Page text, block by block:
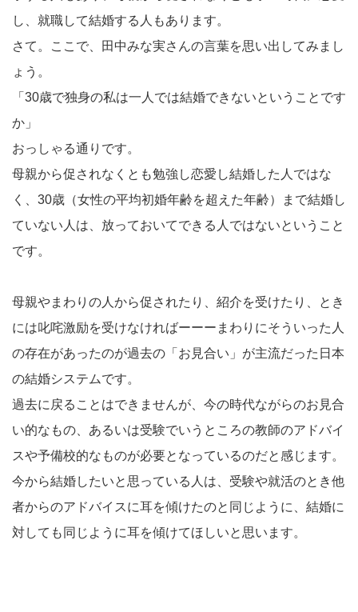
し、就職して結婚する人もあります。
さて。ここで、田中みな実さんの言葉を思い出してみまし
ょう。
「30歳で独身の私は一人では結婚できないということです
か」
おっしゃる通りです。
母親から促されなくとも勉強し恋愛し結婚した人ではな
く、30歳（女性の平均初婚年齢を超えた年齢）まで結婚し
ていない人は、放っておいてできる人ではないということ
です。
母親やまわりの人から促されたり、紹介を受けたり、とき
には叱咤激励を受けなければーーーまわりにそういった人
の存在があったのが過去の「お見合い」が主流だった日本
の結婚システムです。
過去に戻ることはできませんが、今の時代ながらのお見合
い的なもの、あるいは受験でいうところの教師のアドバイ
スや予備校的なものが必要となっているのだと感じます。
今から結婚したいと思っている人は、受験や就活のとき他
者からのアドバイスに耳を傾けたのと同じように、結婚に
対しても同じように耳を傾けてほしいと思います。